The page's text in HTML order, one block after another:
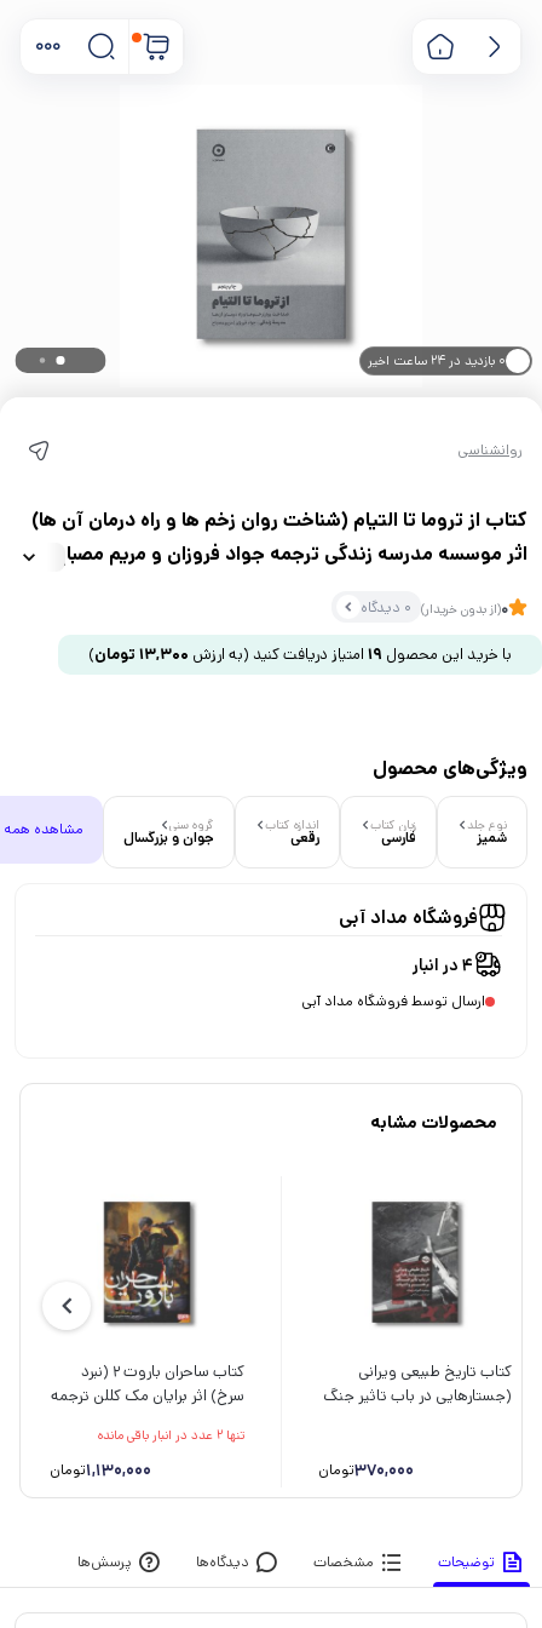
۰ خریدار در ۱ ماه اخیر
روانشناسی
کتاب از تروما تا التیام (شناخت روان زخم ها و راه درمان آن ها)
اثر موسسه مدرسه زندگی ترجمه جواد فروزان و مریم مصباح نشر
0(از بدون خریدار) 0 دیدگاه
با خرید این محصول 19 امتیاز دریافت کنید (به ارزش 13,300 تومان)
ویژگی‌های محصول
نوع جلد
شمیز
زبان کتاب
فارسی
اندازه کتاب
رقعی
گروه سنی
جوان و بزرگسال مشاهده همه
فروشگاه مداد آبی
4 در انبار
ارسال توسط فروشگاه مداد آبی
محصولات مشابه
کتاب تاریخ طبیعی ویرانی
(جستارهایی در باب تاثیر جنگ
صالحی نشر خوب370,000تومان
کتاب ساحران باروت 2 (نبرد
سرخ) اثر برایان مک کللن ترجمه
هوپا
تنها 2 عدد در انبار باقی مانده
1,130,000تومان
توضیحات مشخصات دیدگاه‌ها پرسش‌ها